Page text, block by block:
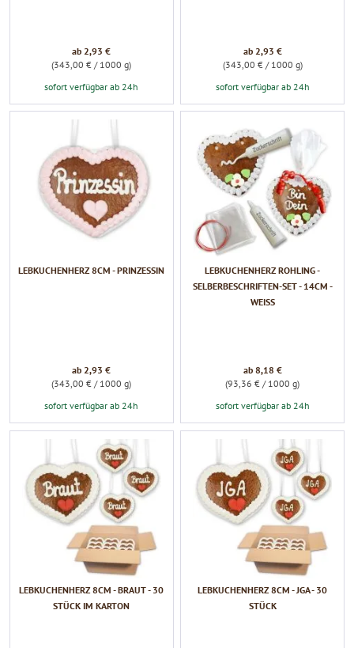
ab 2,93 €
(343,00 € / 1000 g)
sofort verfügbar ab 24h
ab 2,93 €
(343,00 € / 1000 g)
sofort verfügbar ab 24h
LEBKUCHENHERZ 8CM - PRINZESSIN
ab 2,93 €
(343,00 € / 1000 g)
sofort verfügbar ab 24h
LEBKUCHENHERZ ROHLING -
SELBERBESCHRIFTEN-SET - 14CM -
WEISS
ab 8,18 €
(93,36 € / 1000 g)
sofort verfügbar ab 24h
LEBKUCHENHERZ 8CM - BRAUT - 30
STÜCK IM KARTON
LEBKUCHENHERZ 8CM - JGA - 30
STÜCK